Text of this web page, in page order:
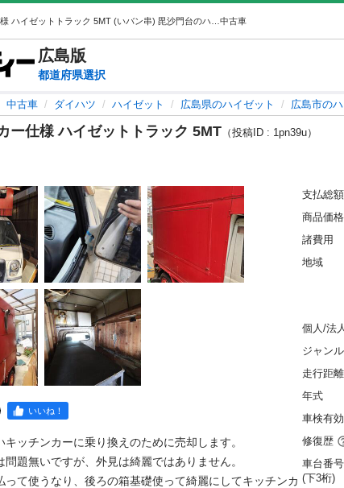
中古車
広島版
都道府県選択
中古車 ダイハツ ハイゼット 広島県のハイゼット 広島市の
ー仕様 ハイゼットトラック 5MT （投稿ID : 1pn39u）
いいね！
キッチンカーに乗り換えのために売却します。
問題無いですが、外見は綺麗ではありません。
って使うなり、後ろの箱基礎使って綺麗にしてキッチンカ
支払総額
商品価格
諸費用
地域
個人/法
ジャンル
走行距離
年式
車検有
修復歴
車台番号
(下3桁)